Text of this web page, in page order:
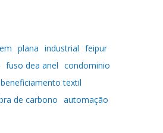
plana industrial feipur
fuso dea anel condominio
beneficiamento textil
de carbono automação